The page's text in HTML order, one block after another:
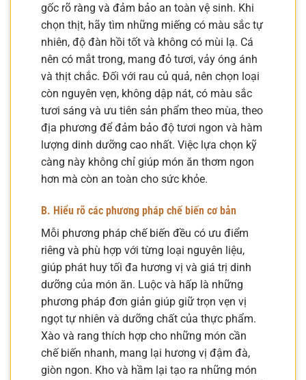
gốc rõ ràng và đảm bảo an toàn vệ sinh. Khi
chọn thịt, hãy tìm những miếng có màu sắc tự
nhiên, độ đàn hồi tốt và không có mùi lạ. Cá
nên có mắt trong, mang đỏ tươi, vảy óng ánh
và thịt chắc. Đối với rau củ quả, nên chọn loại
còn nguyên vẹn, không dập nát, có màu sắc
tươi sáng và ưu tiên sản phẩm theo mùa, theo
địa phương để đảm bảo độ tươi ngon và hàm
lượng dinh dưỡng cao nhất. Việc lựa chọn kỹ
càng này không chỉ giúp món ăn thơm ngon
hơn mà còn an toàn cho sức khỏe.
B. Hiểu rõ các phương pháp chế biến cơ bản
Mỗi phương pháp chế biến đều có ưu điểm
riêng và phù hợp với từng loại nguyên liệu,
giúp phát huy tối đa hương vị và giá trị dinh
dưỡng của món ăn. Luộc và hấp là những
phương pháp đơn giản giúp giữ trọn vẹn vị
ngọt tự nhiên và dưỡng chất của thực phẩm.
Xào và rang thích hợp cho những món cần
chế biến nhanh, mang lại hương vị đậm đà,
giòn ngon. Kho và hầm lại tạo ra những món